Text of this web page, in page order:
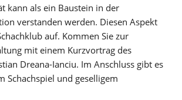
kann als ein Baustein in der
verstanden werden. Diesen Aspekt
auf. Kommen Sie zur
mit einem Kurzvortrag des
Dreana-Ianciu. Im Anschluss gibt es
Schachspiel und geselligem